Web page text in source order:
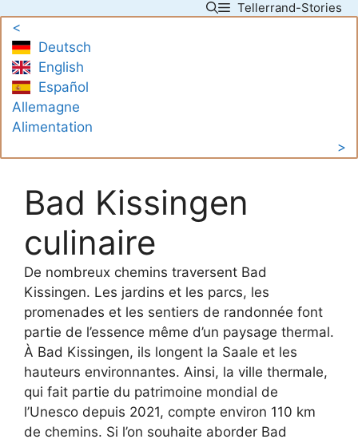
content
Tellerrand-Stories
<
Deutsch
English
Español
Allemagne
Alimentation
>
Bad Kissingen
culinaire
De nombreux chemins traversent Bad
Kissingen. Les jardins et les parcs, les
promenades et les sentiers de randonnée font
partie de l’essence même d’un paysage thermal.
À Bad Kissingen, ils longent la Saale et les
hauteurs environnantes. Ainsi, la ville thermale,
qui fait partie du patrimoine mondial de
l’Unesco depuis 2021, compte environ 110 km
de chemins. Si l’on souhaite aborder Bad